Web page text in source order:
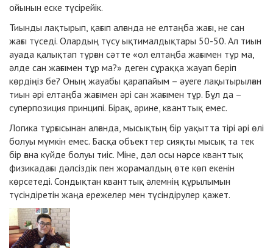
ойынын еске түсірейік.
Тиынды лақтырып, қағып алғанда не елтаңба жағы, не сан
жағы түседі. Олардың түсу ықтималдықтары 50-50. Ал тиын
ауада қалықтап тұрған сәтте «ол елтаңба жағымен тұр ма,
әлде сан жағымен тұр ма?» деген сұраққа жауап беріп
көрдіңіз бе? Оның жауабы қарапайым – әуеге лақытырылған
тиын әрі елтаңба жағымен әрі сан жағымен тұр. Бұл да –
суперпозиция принципі. Бірақ, әрине, кванттық емес.
Логика тұрғысынан алғанда, мысықтың бір уақытта тірі әрі өлі
болуы мүмкін емес. Басқа объекттер сияқты мысық та тек
бір ғана күйде болуы тиіс. Міне, дәл осы нәрсе кванттық
физикадағы дәлсіздік пен жорамалдың өте көп екенін
көрсетеді. Сондықтан кванттық әлемнің құрылымын
түсіндіретін жаңа ережелер мен түсіндірулер қажет.